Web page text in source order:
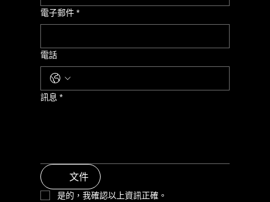
電子郵件 *
電話
訊息 *
文件
是的，我確認以上資訊正確。